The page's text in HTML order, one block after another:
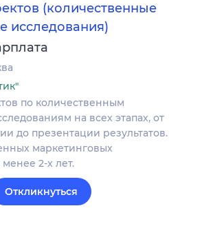
(количественные
исследования)
по количественным
на всех этапах, от
до презентации результатов.
маркетинговых
2-х лет.
Откликнуться